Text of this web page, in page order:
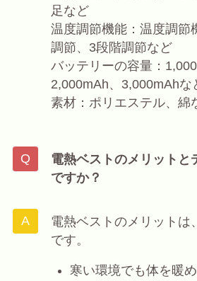
足など
温度調節機能：温度調節
調節、3段階調節など
バッテリーの容量：
2,000mAh、3,000mAhな
素材：ポリエステル、綿
電熱ベストのメリットと
ですか？
電熱ベストのメリットは
です。
寒い環境でも体を暖